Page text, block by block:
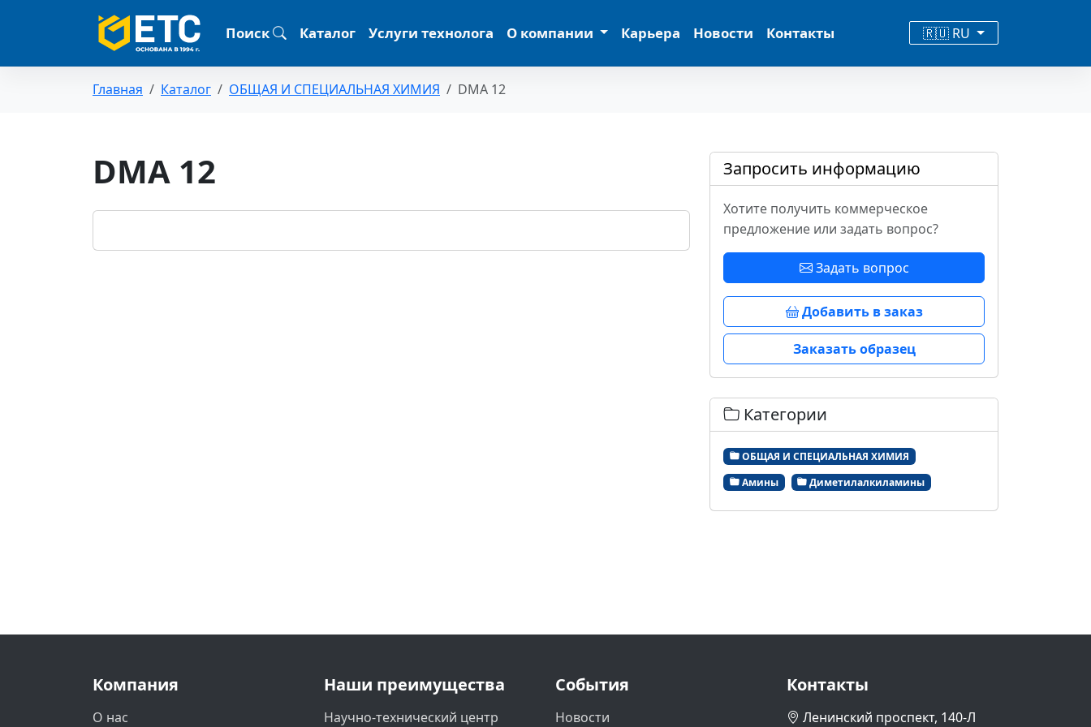
Поиск Каталог Услуги технолога О компании Карьера Новости Контакты 🇷🇺 RU
Главная Каталог ОБЩАЯ И СПЕЦИАЛЬНАЯ ХИМИЯ DMA 12
DMA 12 Запросить информацию
Хотите получить коммерческое
предложение или задать вопрос?
Задать вопрос
Добавить в заказ
Заказать образец
Категории
ОБЩАЯ И СПЕЦИАЛЬНАЯ ХИМИЯ
Амины
Диметилалкиламины
Компания
О нас
Наши преимущества
Научно-технический центр
События
Новости
Контакты
Ленинский проспект, 140-Л